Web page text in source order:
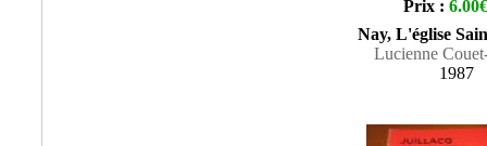
Prix : 6.00€
Nay, L'église
Lucienne
1987